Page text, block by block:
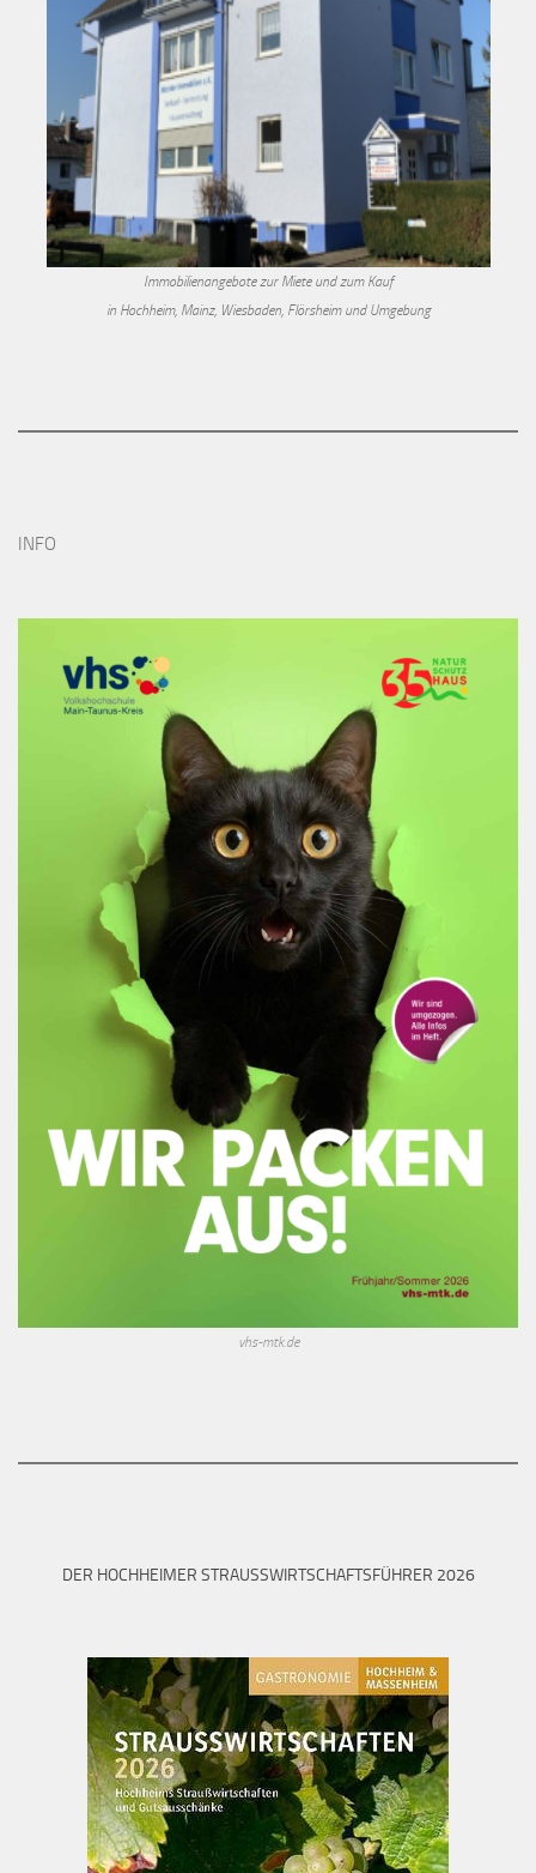
Immobilienangebote zur Miete und zum Kauf
in Hochheim, Mainz, Wiesbaden, Flörsheim und Umgebung
INFO
vhs-mtk.de
DER HOCHHEIMER STRAUSSWIRTSCHAFTSFÜHRER 2026